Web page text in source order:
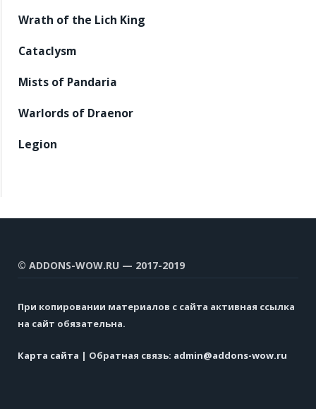
Wrath of the Lich King
Cataclysm
Mists of Pandaria
Warlords of Draenor
Legion
© ADDONS-WOW.RU — 2017-2019
При копировании материалов с сайта активная ссылка
на сайт обязательна.
Карта сайта | Обратная связь: admin@addons-wow.ru